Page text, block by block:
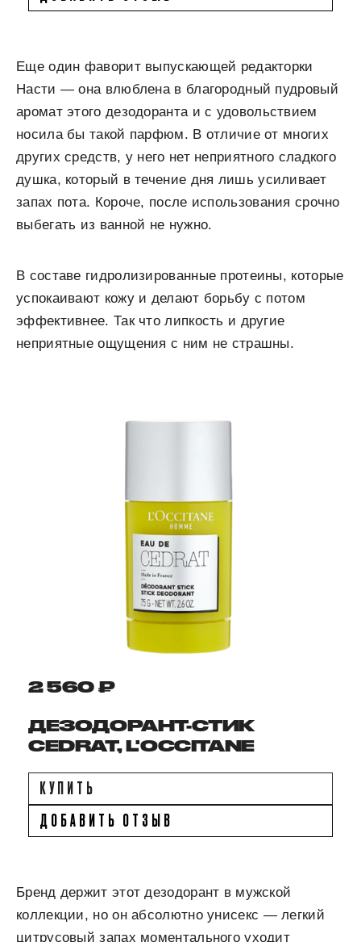
Еще один фаворит выпускающей редакторки
Насти — она влюблена в благородный пудровый
аромат этого дезодоранта и с удовольствием
носила бы такой парфюм. В отличие от многих
других средств, у него нет неприятного сладкого
душка, который в течение дня лишь усиливает
запах пота. Короче, после использования срочно
выбегать из ванной не нужно.
В составе гидролизированные протеины, которые
успокаивают кожу и делают борьбу с потом
эффективнее. Так что липкость и другие
неприятные ощущения с ним не страшны.
2 560 ₽
ДЕЗОДОРАНТ-СТИК
CEDRAT, L'OCCITANE
КУПИТЬ
ДОБАВИТЬ ОТЗЫВ
Бренд держит этот дезодорант в мужской
коллекции, но он абсолютно унисекс — легкий
цитрусовый запах моментального уходит